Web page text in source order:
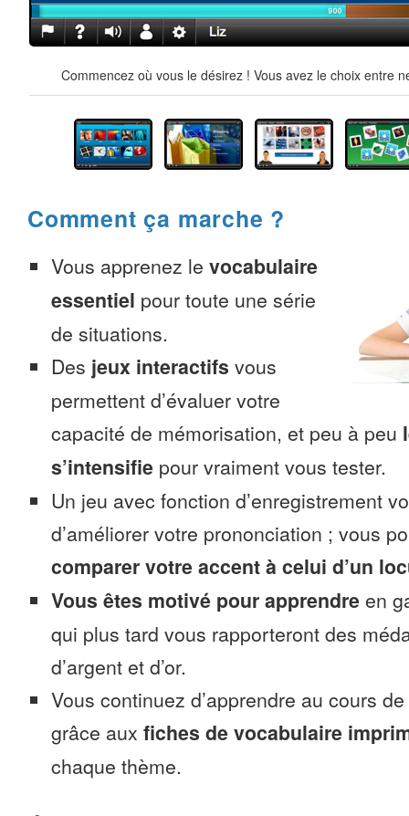
Commencez où vous le désirez ! Vous avez le choix entre
Comment ça marche ?
Vous apprenez le vocabulaire
essentiel pour toute une série
de situations.
Des jeux interactifs vous
permettent d’évaluer votre
capacité de mémorisation, et peu à peu
s’intensifie pour vraiment vous tester.
Un jeu avec fonction d’enregistrement
d’améliorer votre prononciation ; vous
comparer votre accent à celui d’un
Vous êtes motivé pour apprendre en
qui plus tard vous rapporteront des
d’argent et d’or.
Vous continuez d’apprendre au cours
grâce aux fiches de vocabulaire
chaque thème.